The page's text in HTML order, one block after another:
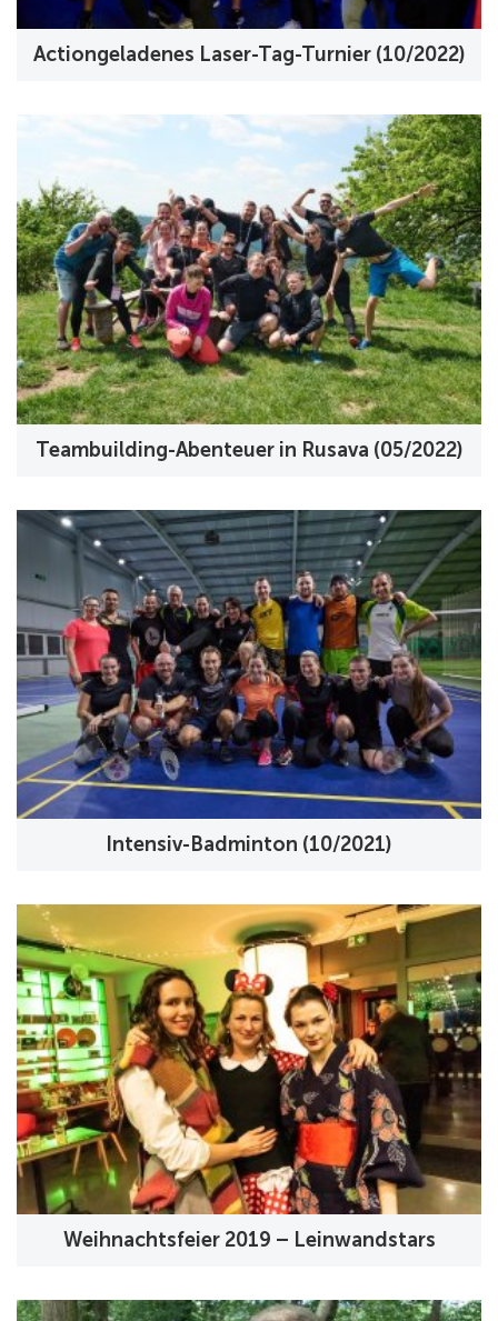
Actiongeladenes Laser-Tag-Turnier (10/2022)
Teambuilding-Abenteuer in Rusava (05/2022)
Intensiv-Badminton (10/2021)
Weihnachtsfeier 2019 – Leinwandstars